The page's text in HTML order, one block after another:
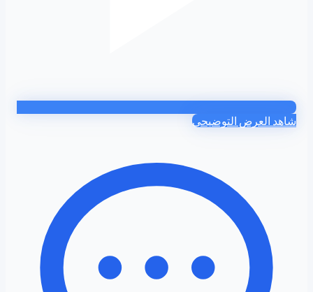
شاهد العرض التوضيحي